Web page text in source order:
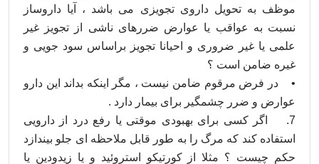
موظف به تحویل داروی تجویزی می باشد ، آیا داروساز
نسبت به عواقب یا عوارض ضررهای ناشی از تجویز غیر
علمی یا غیر ضروری و احیانا تجویز براساس سود جویی و
غیره ضامن است ؟
• در فرض مرقوم ضامن نیست ، مگر اینکه بداند این دارو
عوارض و ضرر چشمگیر برای بیمار دارد .
7. اگر کسی برای بهبودی موقتی یا رفع درد از دارویی
استفاده کند که مرگ را به طور قابل ملاحظه ای جلو بیندازد
حکم چیست ؟ مثلا از کورتیکو استروئید و یا زیدودین یا